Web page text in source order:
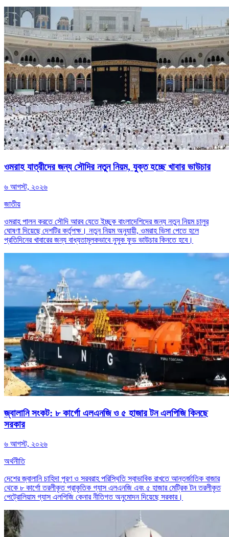
ওমরাহ যাত্রীদের জন্য সৌদির নতুন নিয়ম, যুক্ত হচ্ছে খাবার ভাউচার
৬ আগস্ট, ২০২৬
জাতীয়
ওমরাহ পালন করতে সৌদি আরব যেতে ইচ্ছুক বাংলাদেশিদের জন্য নতুন নিয়ম চালুর
ঘোষণা দিয়েছে দেশটির কর্তৃপক্ষ। নতুন নিয়ম অনুযায়ী, ওমরাহ ভিসা পেতে হলে
প্রতিদিনের খাবারের জন্য বাধ্যতামূলকভাবে নুসুক ফুড ভাউচার কিনতে হবে।
জ্বালানি সংকট: ৮ কার্গো এলএনজি ও ৫ হাজার টন এলপিজি কিনছে
সরকার
৬ আগস্ট, ২০২৬
অর্থনীতি
দেশের জ্বালানি চাহিদা পূরণ ও সরবরাহ পরিস্থিতি স্বাভাবিক রাখতে আন্তর্জাতিক বাজার
থেকে ৮ কার্গো তরলীকৃত প্রাকৃতিক গ্যাস এলএনজি এবং ৫ হাজার মেট্রিক টন তরলীকৃত
পেট্রোলিয়াম গ্যাস এলপিজি কেনার নীতিগত অনুমোদন দিয়েছে সরকার।